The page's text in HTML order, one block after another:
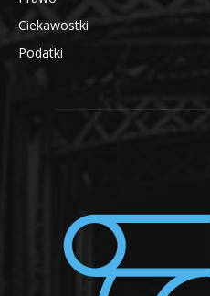
Ciekawostki
Podatki